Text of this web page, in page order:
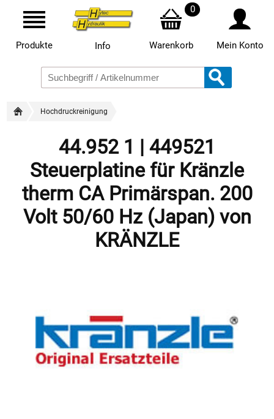
Produkte Info
0
Warenkorb Mein Konto
Hochdruckreinigung
44.952 1 | 449521
Steuerplatine für Kränzle
therm CA Primärspan. 200
Volt 50/60 Hz (Japan) von
KRÄNZLE